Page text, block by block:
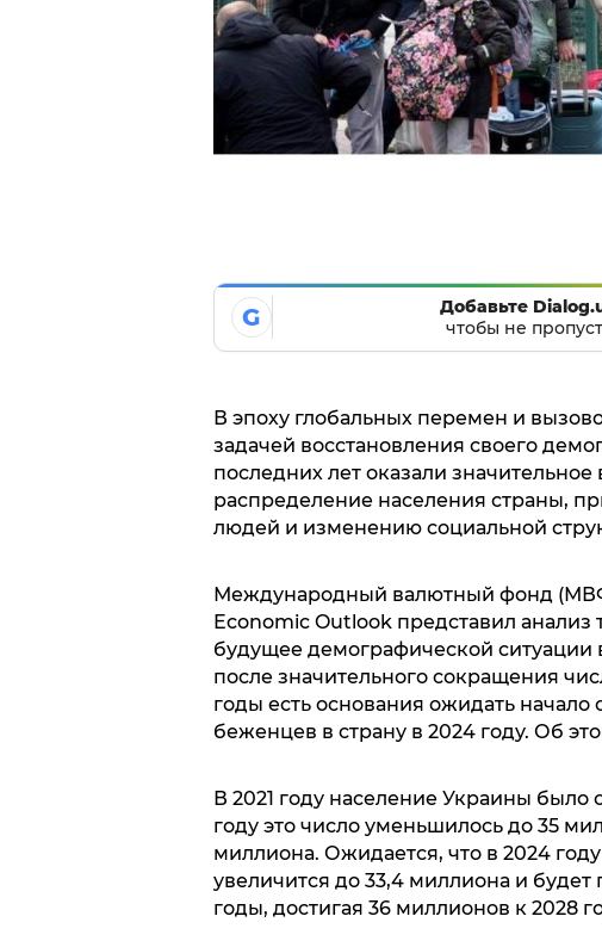
G
Добавьте
чтобы не
В эпоху глобальных перемен и
задачей восстановления своего
последних лет оказали
распределение населения страны,
людей и изменению социальной
Международный валютный фонд
Economic Outlook представил анализ
будущее демографической ситуации
после значительного сокращения
годы есть основания ожидать
беженцев в страну в 2024 году. Об
В 2021 году население Украины было
году это число уменьшилось до 35
миллиона. Ожидается, что в 2024
увеличится до 33,4 миллиона и
годы, достигая 36 миллионов к 2028